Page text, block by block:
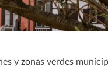
y zonas verdes